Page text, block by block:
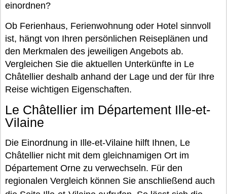
einordnen?
Ob Ferienhaus, Ferienwohnung oder Hotel sinnvoll
ist, hängt von Ihren persönlichen Reiseplänen und
den Merkmalen des jeweiligen Angebots ab.
Vergleichen Sie die aktuellen Unterkünfte in Le
Châtellier deshalb anhand der Lage und der für Ihre
Reise wichtigen Eigenschaften.
Le Châtellier im Département Ille-et-
Vilaine
Die Einordnung in Ille-et-Vilaine hilft Ihnen, Le
Châtellier nicht mit dem gleichnamigen Ort im
Département Orne zu verwechseln. Für den
regionalen Vergleich können Sie anschließend auch